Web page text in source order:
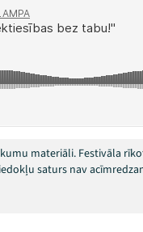
materiāli. Festivāla
saturs nav